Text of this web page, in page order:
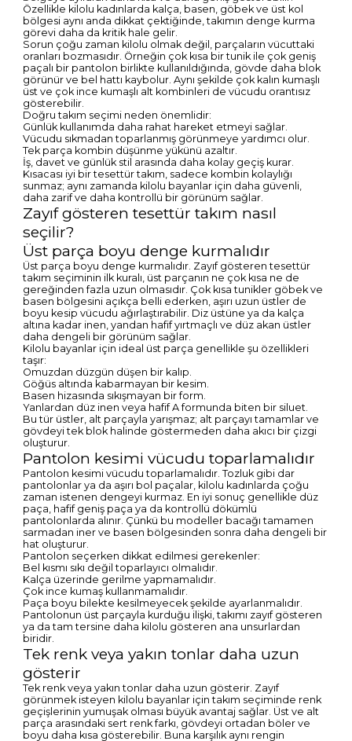
Özellikle kilolu kadınlarda kalça, basen, göbek ve üst kol
bölgesi aynı anda dikkat çektiğinde, takımın denge kurma
görevi daha da kritik hale gelir.
Sorun çoğu zaman kilolu olmak değil, parçaların vücuttaki
oranları bozmasıdır. Örneğin çok kısa bir tunik ile çok geniş
paçalı bir pantolon birlikte kullanıldığında, gövde daha blok
görünür ve bel hattı kaybolur. Aynı şekilde çok kalın kumaşlı
üst ve çok ince kumaşlı alt kombinleri de vücudu orantısız
gösterebilir.
Doğru takım seçimi neden önemlidir:
Günlük kullanımda daha rahat hareket etmeyi sağlar.
Vücudu sıkmadan toparlanmış görünmeye yardımcı olur.
Tek parça kombin düşünme yükünü azaltır.
İş, davet ve günlük stil arasında daha kolay geçiş kurar.
Kısacası iyi bir tesettür takım, sadece kombin kolaylığı
sunmaz; aynı zamanda kilolu bayanlar için daha güvenli,
daha zarif ve daha kontrollü bir görünüm sağlar.
Zayıf gösteren tesettür takım nasıl
seçilir?
Üst parça boyu denge kurmalıdır
Üst parça boyu denge kurmalıdır. Zayıf gösteren tesettür
takım seçiminin ilk kuralı, üst parçanın ne çok kısa ne de
gereğinden fazla uzun olmasıdır. Çok kısa tunikler göbek ve
basen bölgesini açıkça belli ederken, aşırı uzun üstler de
boyu kesip vücudu ağırlaştırabilir. Diz üstüne ya da kalça
altına kadar inen, yandan hafif yırtmaçlı ve düz akan üstler
daha dengeli bir görünüm sağlar.
Kilolu bayanlar için ideal üst parça genellikle şu özellikleri
taşır:
Omuzdan düzgün düşen bir kalıp.
Göğüs altında kabarmayan bir kesim.
Basen hizasında sıkışmayan bir form.
Yanlardan düz inen veya hafif A formunda biten bir siluet.
Bu tür üstler, alt parçayla yarışmaz; alt parçayı tamamlar ve
gövdeyi tek blok halinde göstermeden daha akıcı bir çizgi
oluşturur.
Pantolon kesimi vücudu toparlamalıdır
Pantolon kesimi vücudu toparlamalıdır. Tozluk gibi dar
pantolonlar ya da aşırı bol paçalar, kilolu kadınlarda çoğu
zaman istenen dengeyi kurmaz. En iyi sonuç genellikle düz
paça, hafif geniş paça ya da kontrollü dökümlü
pantolonlarda alınır. Çünkü bu modeller bacağı tamamen
sarmadan iner ve basen bölgesinden sonra daha dengeli bir
hat oluşturur.
Pantolon seçerken dikkat edilmesi gerekenler:
Bel kısmı sıkı değil toparlayıcı olmalıdır.
Kalça üzerinde gerilme yapmamalıdır.
Çok ince kumaş kullanmamalıdır.
Paça boyu bilekte kesilmeyecek şekilde ayarlanmalıdır.
Pantolonun üst parçayla kurduğu ilişki, takımı zayıf gösteren
ya da tam tersine daha kilolu gösteren ana unsurlardan
biridir.
Tek renk veya yakın tonlar daha uzun
gösterir
Tek renk veya yakın tonlar daha uzun gösterir. Zayıf
görünmek isteyen kilolu bayanlar için takım seçiminde renk
geçişlerinin yumuşak olması büyük avantaj sağlar. Üst ve alt
parça arasındaki sert renk farkı, gövdeyi ortadan böler ve
boyu daha kısa gösterebilir. Buna karşılık aynı rengin